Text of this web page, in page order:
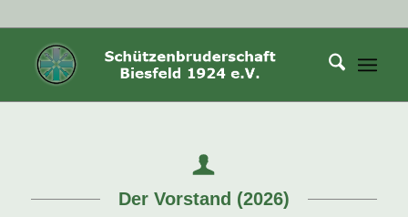
Der Vorstand (2026)